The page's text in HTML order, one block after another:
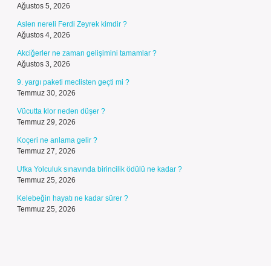
Ağustos 5, 2026
Aslen nereli Ferdi Zeyrek kimdir ?
Ağustos 4, 2026
Akciğerler ne zaman gelişimini tamamlar ?
Ağustos 3, 2026
9. yargı paketi meclisten geçti mi ?
Temmuz 30, 2026
Vücutta klor neden düşer ?
Temmuz 29, 2026
Koçeri ne anlama gelir ?
Temmuz 27, 2026
Ufka Yolculuk sınavında birincilik ödülü ne kadar ?
Temmuz 25, 2026
Kelebeğin hayatı ne kadar sürer ?
Temmuz 25, 2026